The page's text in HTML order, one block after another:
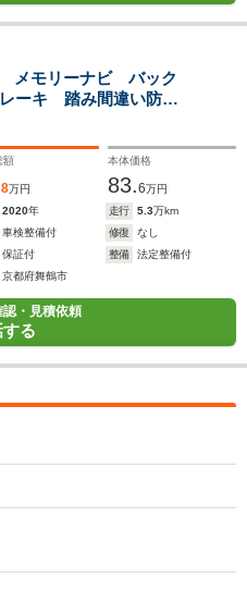
モリーナビ バック
ーキ 踏み間違い防止
中古車 シートヒータ
イドリングストッ
額
8万円
本体価格
83.6万円
2020年 走行 5.3万km
車検整備付 修復
なし
保証付 整備
法定整備付
京都府舞鶴市
・見積依頼
る